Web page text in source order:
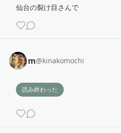
仙台の裂け目さんで
m@kinakomochi
読み終わった